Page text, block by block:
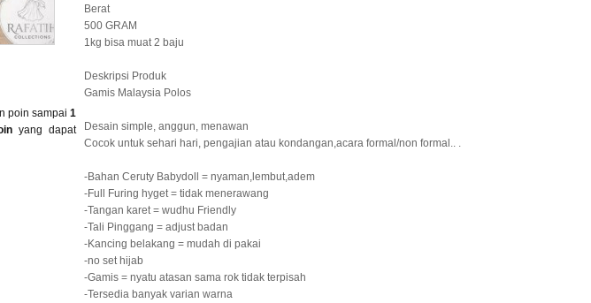
poin sampai1
yang dapat
Berat
500 GRAM
1kg bisa muat 2 baju
Deskripsi Produk
Gamis Malaysia Polos
Desain simple, anggun, menawan
Cocok untuk sehari hari, pengajian atau kondangan,acara formal/non formal.. .
-Bahan Ceruty Babydoll = nyaman,lembut,adem
-Full Furing hyget = tidak menerawang
-Tangan karet = wudhu Friendly
-Tali Pinggang = adjust badan
-Kancing belakang = mudah di pakai
-no set hijab
-Gamis = nyatu atasan sama rok tidak terpisah
-Tersedia banyak varian warna